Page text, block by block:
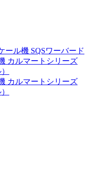
ール機 SQSワーバード
カルマートシリーズ
カルマートシリーズ